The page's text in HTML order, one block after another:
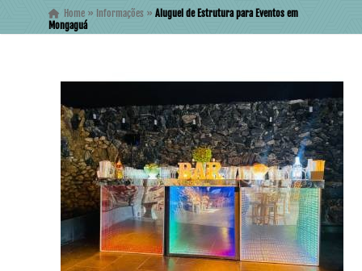
Home» Informações » Aluguel de Estrutura para Eventos em
Mongaguá